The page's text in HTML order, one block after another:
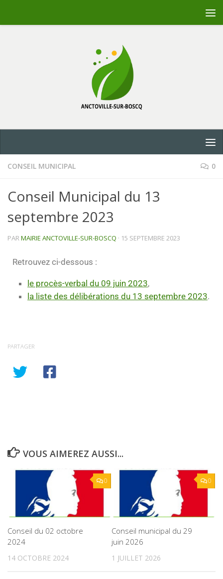
CONSEIL MUNICIPAL 0
Conseil Municipal du 13
septembre 2023
PARMAIRIE ANCTOVILLE-SUR-BOSCQ · 15 SEPTEMBRE 2023
Retrouvez ci-dessous :
le procès-verbal du 09 juin 2023,
la liste des délibérations du 13 septembre 2023.
PARTAGER
VOUS AIMEREZ AUSSI...
0
Conseil du 02 octobre
2024
14 OCTOBRE 2024
0
Conseil municipal du 29
juin 2026
1 JUILLET 2026